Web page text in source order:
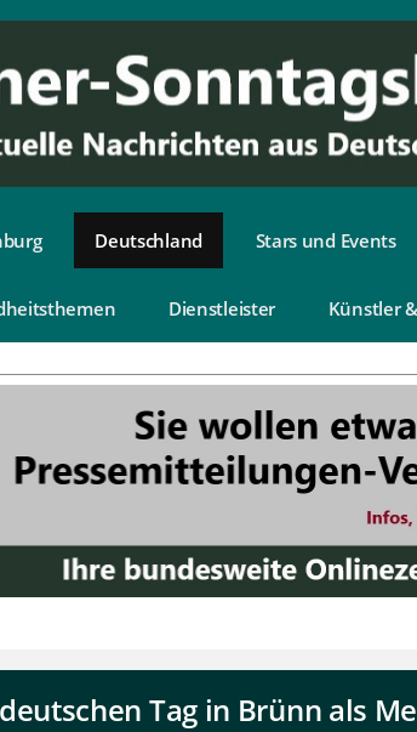
Deutschland Stars und Events
Dienstleister Künstler
Tag in Brünn als